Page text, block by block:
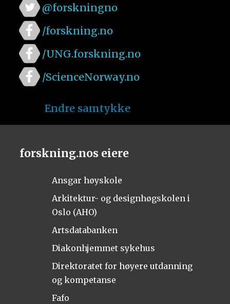
@forskningno
/forskning.no
/UNG.forskning.no
/ScienceNorway.no
Endre samtykke
forskning.nos eiere
Ansgar høyskole
Arkitektur- og designhøgskolen i
Oslo (AHO)
Artsdatabanken
Diakonhjemmet sykehus
Direktoratet for høyere utdanning
og kompetanse
Fafo